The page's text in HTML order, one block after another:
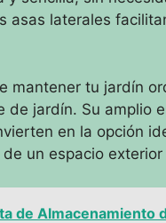
asas laterales
mantener tu jardín
de jardín. Su amplio
en la opción
un espacio
de Almacenamiento